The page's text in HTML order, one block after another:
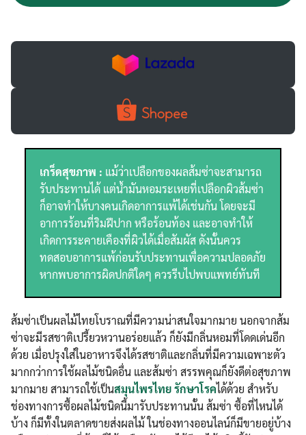
เกร็ดสุขภาพ : แม้ว่าเปลือกของผลส้มซ่าจะสามารถ
รับประทานได้ แต่น้ำมันหอมระเหยที่เปลือกผิวส้มซ่า
ก็อาจทำให้บางคนเกิดอาการแพ้ได้เช่นกัน โดยจะมี
อาการร้อนที่ริมฝีปาก หรือร้อนท้อง และอาจทำให้
เกิดการระคายเคืองที่ผิวได้เมื่อสัมผัส ดังนั้นควร
ทดสอบอาการแพ้ก่อนรับประทานเพื่อความปลอดภัย
หากพบอาการผิดปกติใดๆ ควรรีบไปพบแพทย์ทันที
ส้มซ่าเป็นผลไม้ไทยโบราณที่มีความน่าสนใจมากมาย นอกจากส้ม
ซ่าจะมีรสชาติเปรี้ยวหวานอร่อยแล้ว ก็ยังมีกลิ่นหอมที่โดดเด่นอีก
ด้วย เมื่อปรุงใส่ในอาหารจึงได้รสชาติและกลิ่นที่มีความเฉพาะตัว
มากกว่าการใช้ผลไม้ชนิดอื่น และส้มซ่า สรรพคุณก็ยังดีต่อสุขภาพ
มากมาย สามารถใช้เป็นสมุนไพรไทย รักษาโรคได้ด้วย สำหรับ
ช่องทางการซื้อผลไม้ชนิดนี้มารับประทานนั้น ส้มซ่า ซื้อที่ไหนได้
บ้าง ก็มีทั้งในตลาดขายส่งผลไม้ ในช่องทางออนไลน์ก็มีขายอยู่บ้าง